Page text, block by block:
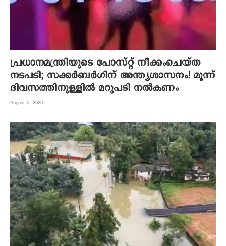
പ്രധാനമന്ത്രിയുടെ പോസ്റ്റ് നീക്കംചെയ്ത
നടപടി; സക്കർബർഗിന് അന്ത്യശാസനം! മൂന്ന്
ദിവസത്തിനുള്ളില്‍ മറുപടി നല്‍കണം
August 5, 2026